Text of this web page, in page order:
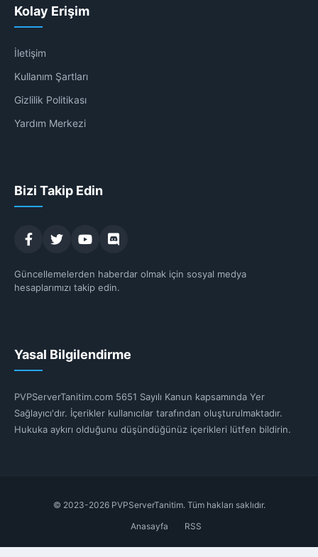
Kolay Erişim
İletişim
Kullanım Şartları
Gizlilik Politikası
Yardım Merkezi
Bizi Takip Edin
Güncellemelerden haberdar olmak için sosyal medya
hesaplarımızı takip edin.
Yasal Bilgilendirme
PVPServerTanitim.com 5651 Sayılı Kanun kapsamında Yer
Sağlayıcı'dır. İçerikler kullanıcılar tarafından oluşturulmaktadır.
Hukuka aykırı olduğunu düşündüğünüz içerikleri lütfen bildirin.
© 2023-2026 PVPServerTanitim. Tüm hakları saklıdır.
Anasayfa
RSS